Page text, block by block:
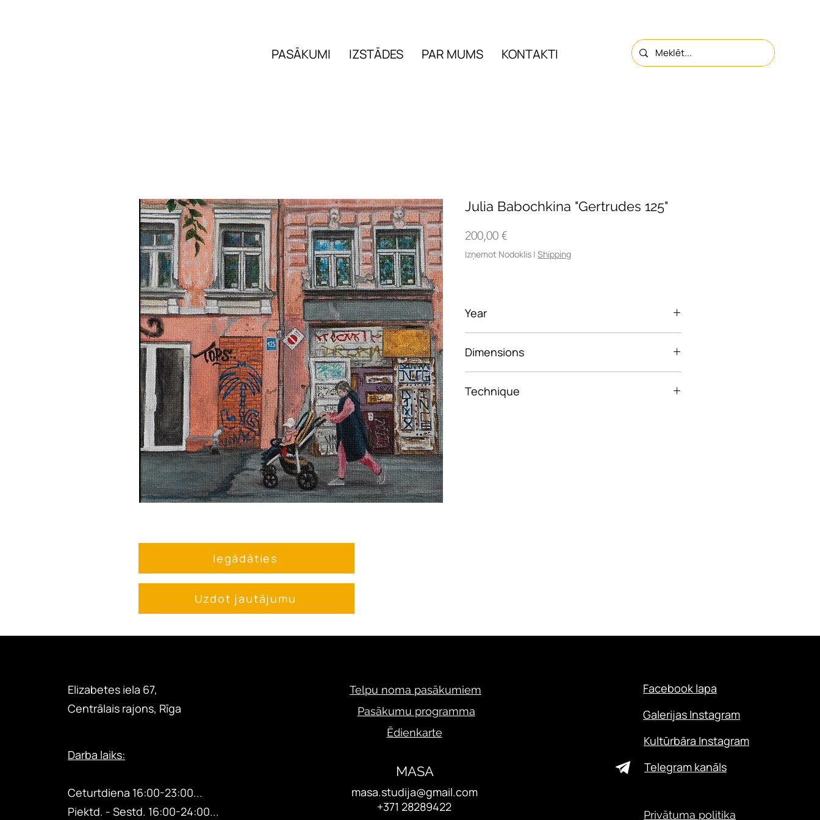
PASĀKUMI IZSTĀDES PAR MUMS KONTAKTI
Julia Babochkina "Gertrudes 125"
200,00 €Cena
Izņemot Nodoklis | Shipping
Year
Dimensions
Technique
Iegādāties
Uzdot jautājumu
Elizabetes iela 67,
Centrālais rajons, Rīga
Darba laiks:
Ceturtdiena 16:00-23:00...
Piektd. - Sestd. 16:00-24:00...
Telpu noma pasākumiem
Pasākumu programma
Ēdienkarte
MASA
masa.studija@gmail.com
+371 28289422
Facebook lapa
Galerijas Instagram
Kultūrbāra Instagram
Telegram kanāls
Privātuma politika